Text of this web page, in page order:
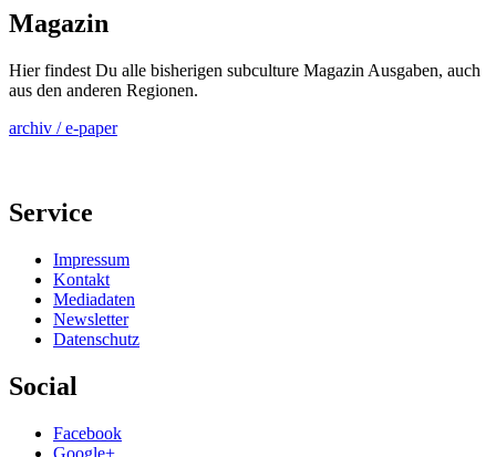
Magazin
Hier findest Du alle bisherigen subculture Magazin Ausgaben, auch
aus den anderen Regionen.
archiv / e-paper
Service
Impressum
Kontakt
Mediadaten
Newsletter
Datenschutz
Social
Facebook
Google+